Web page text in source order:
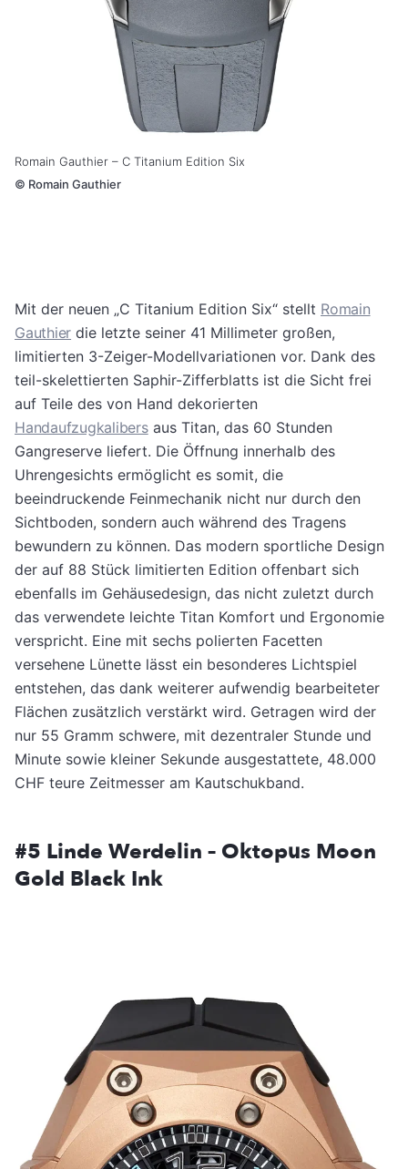
Romain Gauthier – C Titanium Edition Six
© Romain Gauthier
Mit der neuen „C Titanium Edition Six“ stellt Romain
Gauthier die letzte seiner 41 Millimeter großen,
limitierten 3-Zeiger-Modellvariationen vor. Dank des
teil-skelettierten Saphir-Zifferblatts ist die Sicht frei
auf Teile des von Hand dekorierten
Handaufzugkalibersaus Titan, das 60 Stunden
Gangreserve liefert. Die Öffnung innerhalb des
Uhrengesichts ermöglicht es somit, die
beeindruckende Feinmechanik nicht nur durch den
Sichtboden, sondern auch während des Tragens
bewundern zu können. Das modern sportliche Design
der auf 88 Stück limitierten Edition offenbart sich
ebenfalls im Gehäusedesign, das nicht zuletzt durch
das verwendete leichte Titan Komfort und Ergonomie
verspricht. Eine mit sechs polierten Facetten
versehene Lünette lässt ein besonderes Lichtspiel
entstehen, das dank weiterer aufwendig bearbeiteter
Flächen zusätzlich verstärkt wird. Getragen wird der
nur 55 Gramm schwere, mit dezentraler Stunde und
Minute sowie kleiner Sekunde ausgestattete, 48.000
CHF teure Zeitmesser am Kautschukband.
#5 Linde Werdelin – Oktopus Moon
Gold Black Ink